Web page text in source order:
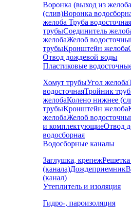
Воронка (выход из
(слив)Воронка
желоба Труба водосточная
трубыСоединитель
желобаЖелоб
трубыКронштейн желоба
Отвод дождевой воды
Пластиковые
Хомут трубыУгол желоба
водосточнаяТройник
желобаКолено нижнее
трубыКронштейн желоба
желобаЖелоб
и комплектующиеОтвод
водосборная
Водосборные каналы
Заглушка, крепежРешетка
(канала)Дождеприемник
(канал)
Утеплитель и изоляция
Гидро-, пароизоляция